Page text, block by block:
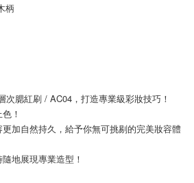
含以上)免運費
柄
腮紅刷 / AC04，打造專業級彩妝技巧！
！
加自然持久，給予你無可挑剔的完美妝容體
地展現專業造型！